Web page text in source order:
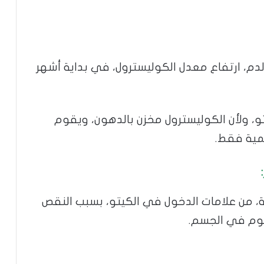
ارتفاع معدل الكوليسترول، في بداية أشهر
ولأن الكوليسترول مخزن بالدهون، ويقوم
فقط.
من علامات الدخول في الكيتو، بسبب النقص
في الجسم.